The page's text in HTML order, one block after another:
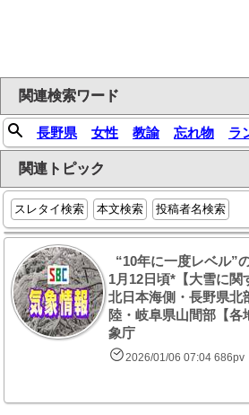
関連検索ワード
長野県 女性 教諭 忘れ物 ラ
関連トピック
スレタイ検索 本文検索 投稿者名検索
“10年に一度レベル”
1月12日頃*【大雪に
北日本海側・長野県北
陸・岐阜県山間部【
象庁
2026/01/06 07:04 686pv